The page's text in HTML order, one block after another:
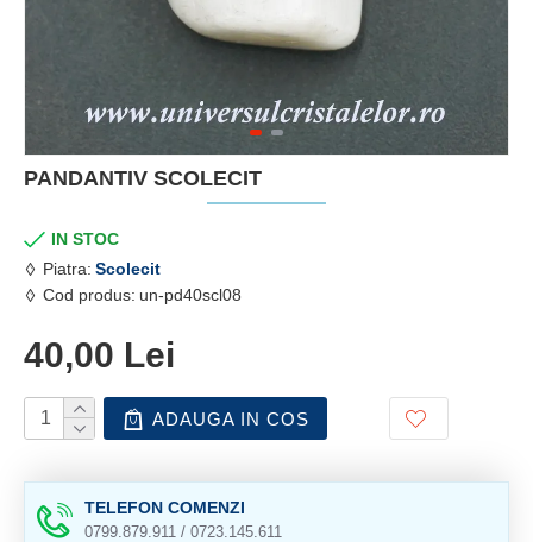
PANDANTIV SCOLECIT
IN STOC
Piatra: Scolecit
Cod produs: un-pd40scl08
40,00 Lei
ADAUGA IN COS
TELEFON COMENZI
0799.879.911 / 0723.145.611